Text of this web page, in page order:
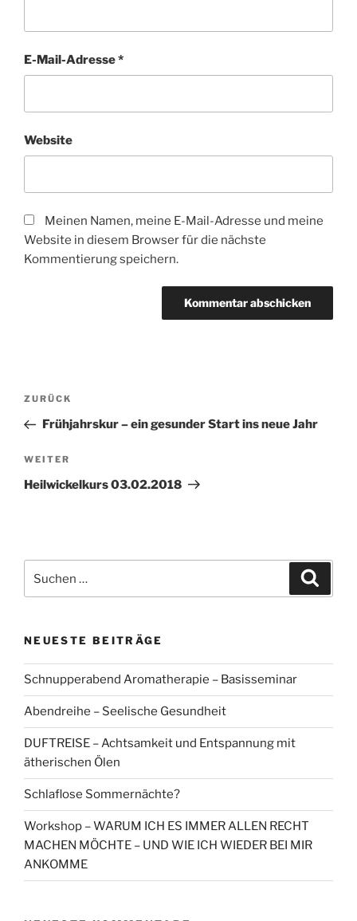
E-Mail-Adresse*
Website
Meinen Namen, meine E-Mail-Adresse und meine
Website in diesem Browser für die nächste
Kommentierung speichern.
Beitragsnavigation
Vorheriger
Beitrag
ZURÜCK
Frühjahrskur – ein gesunder Start ins neue Jahr
Nächster
Beitrag
WEITER
Heilwickelkurs 03.02.2018
nach:
NEUESTE BEITRÄGE
Schnupperabend Aromatherapie – Basisseminar
Abendreihe – Seelische Gesundheit
DUFTREISE – Achtsamkeit und Entspannung mit
ätherischen Ölen
Schlaflose Sommernächte?
Workshop – WARUM ICH ES IMMER ALLEN RECHT
MACHEN MÖCHTE – UND WIE ICH WIEDER BEI MIR
ANKOMME